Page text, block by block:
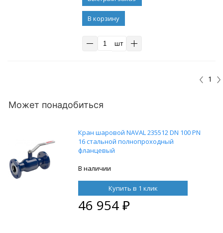
В корзину
шт
1
Может понадобиться
Кран шаровой NAVAL 235512 DN 100 PN
16 стальной полнопроходный
фланцевый
В наличии
Купить в 1 клик
46 954₽